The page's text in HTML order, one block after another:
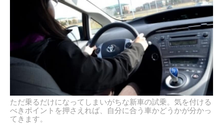
ただ乗るだけになってしまいがちな新車の試乗。気を付ける
べきポイントを押さえれば、自分に合う車かどうかが分かっ
てきます。